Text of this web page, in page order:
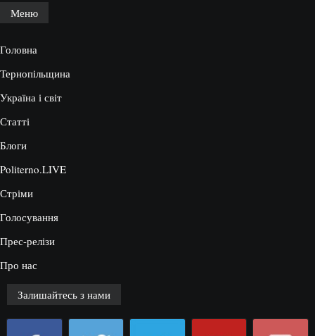
Меню
Головна
Тернопільщина
Україна і світ
Статті
Блоги
Politerno.LIVE
Стріми
Голосування
Прес-релізи
Про нас
Залишайтесь з нами